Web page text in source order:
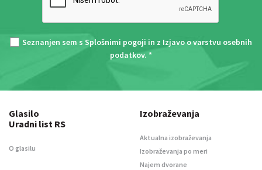
Seznanjen sem s Splošnimi pogoji in z Izjavo o varstvu osebnih
podatkov. *
Glasilo
Uradni list RS
O glasilu
Izobraževanja
Aktualna izobraževanja
Izobraževanja po meri
Najem dvorane